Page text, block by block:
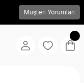
Müşteri Yorumları